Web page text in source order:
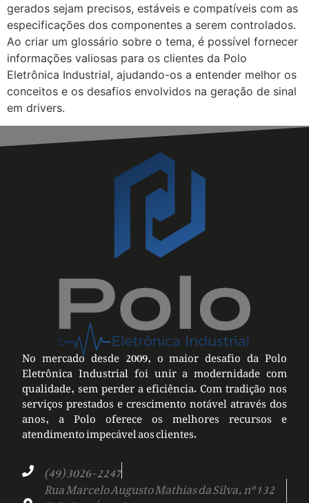
gerados sejam precisos, estáveis e compatíveis com as
especificações dos componentes a serem controlados.
Ao criar um glossário sobre o tema, é possível fornecer
informações valiosas para os clientes da Polo
Eletrônica Industrial, ajudando-os a entender melhor os
conceitos e os desafios envolvidos na geração de sinal
em drivers.
No mercado desde 2009, o maior desafio da Polo
Eletrônica Industrial foi unir a modernidade com
qualidade, sem perder a eficiência. Com tradição nos
serviços prestados e crescimento notável através dos
anos, a Polo oferece os melhores recursos e
atendimento impecável aos clientes.
(49) 3026-2247
Rua Marcelo Augusto Mathias da Silva, nº 132